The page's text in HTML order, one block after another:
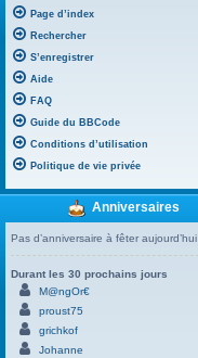
Page d’index
Rechercher
S’enregistrer
Aide
FAQ
Guide du BBCode
Conditions d’utilisation
Politique de vie privée
Anniversaires
Pas d’anniversaire à fêter aujourd’hui
Durant les 30 prochains jours
M@ngOr€
proust75
grichkof
Johanne